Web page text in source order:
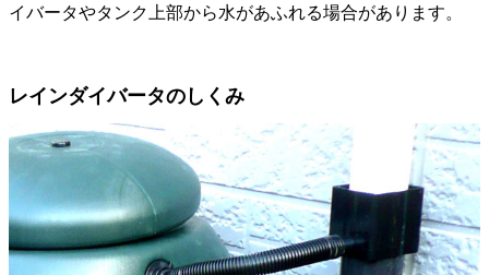
イバータやタンク上部から水があふれる場合があります。
レインダイバータのしくみ